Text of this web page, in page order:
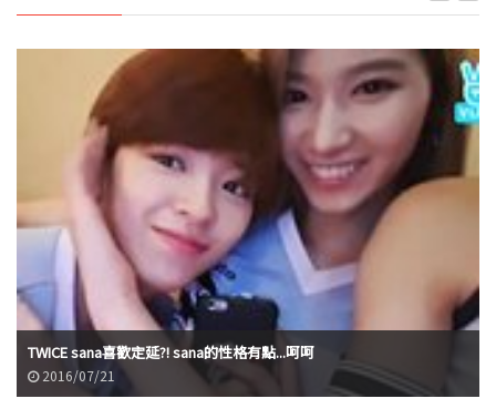
TWICE sana喜歡定延?! sana的性格有點...呵呵
2016/07/21